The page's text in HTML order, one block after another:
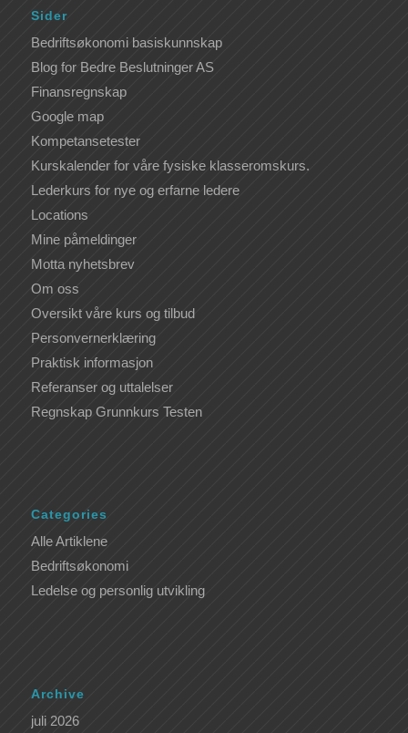
Sider
Bedriftsøkonomi basiskunnskap
Blog for Bedre Beslutninger AS
Finansregnskap
Google map
Kompetansetester
Kurskalender for våre fysiske klasseromskurs.
Lederkurs for nye og erfarne ledere
Locations
Mine påmeldinger
Motta nyhetsbrev
Om oss
Oversikt våre kurs og tilbud
Personvernerklæring
Praktisk informasjon
Referanser og uttalelser
Regnskap Grunnkurs Testen
Categories
Alle Artiklene
Bedriftsøkonomi
Ledelse og personlig utvikling
Archive
juli 2026